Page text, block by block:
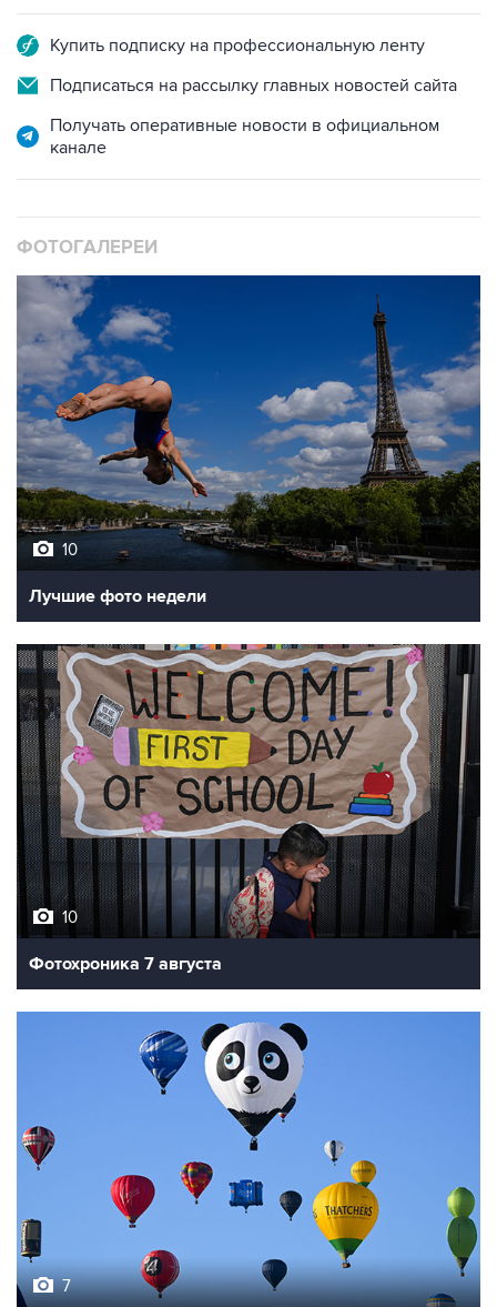
Купить подписку на профессиональную ленту
Подписаться на рассылку главных новостей сайта
Получать оперативные новости в официальном
канале
ФОТОГАЛЕРЕИ
10
Лучшие фото недели
10
Фотохроника 7 августа
7